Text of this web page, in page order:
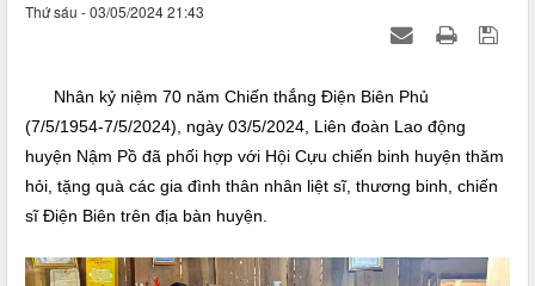
Thứ sáu - 03/05/2024 21:43
Nhân kỷ niệm 70 năm Chiến thắng Điện Biên Phủ
(7/5/1954-7/5/2024), ngày 03/5/2024, Liên đoàn Lao động
huyện Nậm Pồ đã phối hợp với Hội Cựu chiến binh huyện thăm
hỏi, tặng quà các gia đình thân nhân liệt sĩ, thương binh, chiến
sĩ Điện Biên trên địa bàn huyện.